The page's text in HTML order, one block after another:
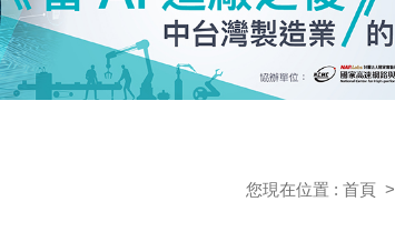
您現在位置 : 首頁 >